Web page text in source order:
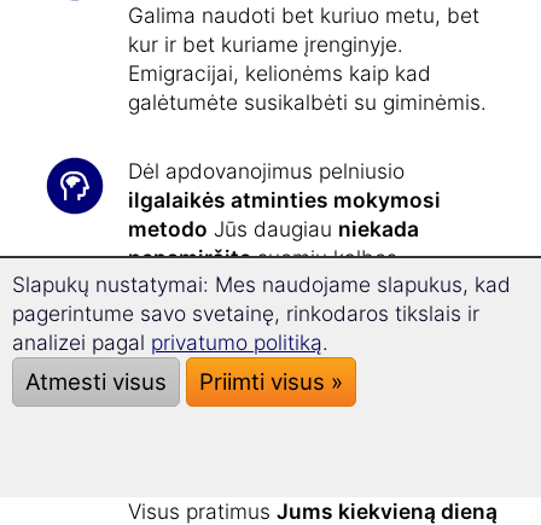
Galima naudoti bet kuriuo metu, bet
kur ir bet kuriame įrenginyje.
Emigracijai, kelionėms kaip kad
galėtumėte susikalbėti su giminėmis.
Dėl apdovanojimus pelniusio
ilgalaikės atminties mokymosi
metodo Jūs daugiau niekada
nepamiršitesuomių kalbos.
Supermokymosi technologijaleidžia
31,4% greičiaumokytis ir geriau
susikaupti.
Visus pratimus Jums kiekvieną dieną
Slapukų nustatymai: Mes naudojame slapukus, kad
pagerintume savo svetainę, rinkodaros tikslais ir
analizei pagal privatumo politiką.
Atmesti visus Priimti visus »